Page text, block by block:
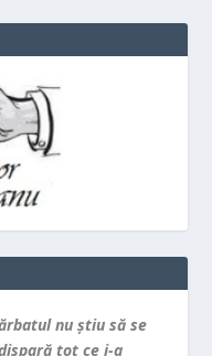
nu ştiu să se
tot ce i-a